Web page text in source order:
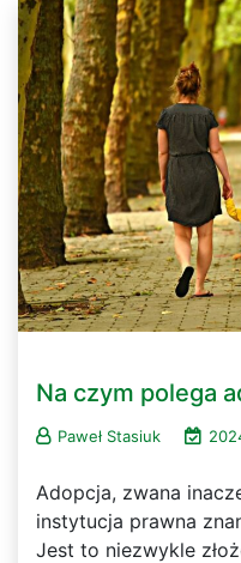
Na czym polega
Paweł Stasiuk
Adopcja, zwana
instytucja prawna
Jest to niezwykle